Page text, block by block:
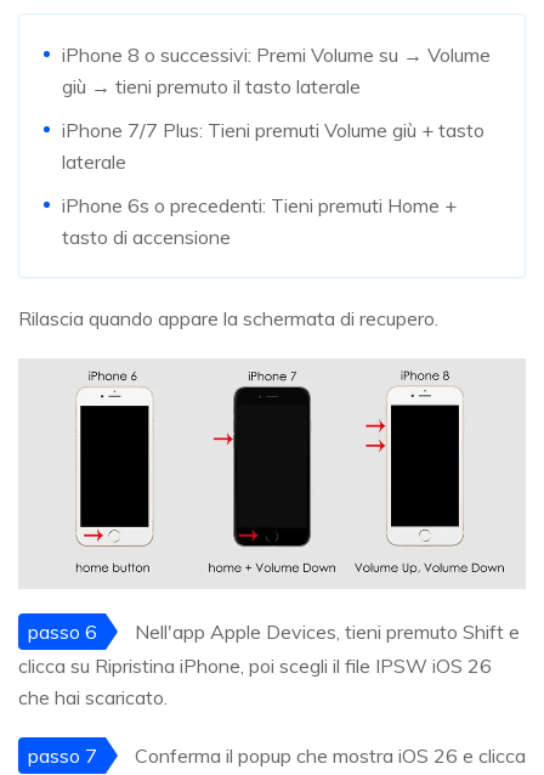
iPhone 8 o successivi: Premi Volume su → Volume
giù → tieni premuto il tasto laterale
iPhone 7/7 Plus: Tieni premuti Volume giù + tasto
laterale
iPhone 6s o precedenti: Tieni premuti Home +
tasto di accensione
Rilascia quando appare la schermata di recupero.
passo 6
Nell'app Apple Devices, tieni premuto Shift e
clicca su Ripristina iPhone, poi scegli il file IPSW iOS 26
che hai scaricato.
passo 7
Conferma il popup che mostra iOS 26 e clicca